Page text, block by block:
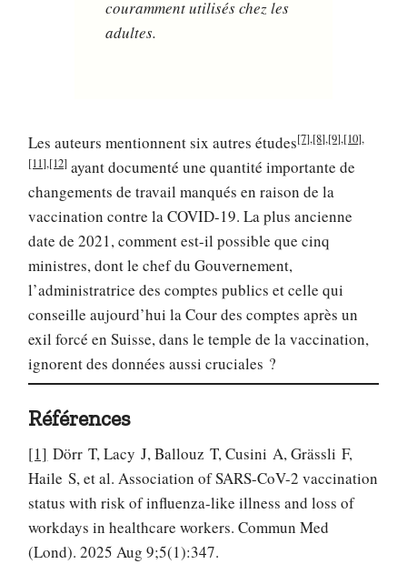
couramment utilisés chez les
adultes.
Les auteurs mentionnent six autres études[7],[8],[9],[10],
[11],[12] ayant documenté une quantité importante de
changements de travail manqués en raison de la
vaccination contre la COVID-19. La plus ancienne
date de 2021, comment est-il possible que cinq
ministres, dont le chef du Gouvernement,
l’administratrice des comptes publics et celle qui
conseille aujourd’hui la Cour des comptes après un
exil forcé en Suisse, dans le temple de la vaccination,
ignorent des données aussi cruciales ?
Références
[1] Dörr T, Lacy J, Ballouz T, Cusini A, Grässli F,
Haile S, et al. Association of SARS-CoV-2 vaccination
status with risk of influenza-like illness and loss of
workdays in healthcare workers. Commun Med
(Lond). 2025 Aug 9;5(1):347.